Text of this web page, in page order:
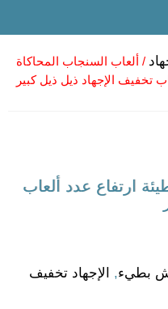
/ ألعاب السنجاب المحاكاة
تخفيف الإجهاد ذيل ذيل كبير
ارتفاع عدد ألعاب
بطيء,
الإجهاد تخفيف